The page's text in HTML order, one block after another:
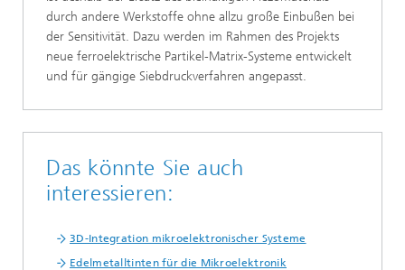
durch andere Werkstoffe ohne allzu große Einbußen bei
der Sensitivität. Dazu werden im Rahmen des Projekts
neue ferroelektrische Partikel-Matrix-Systeme entwickelt
und für gängige Siebdruckverfahren angepasst.
Das könnte Sie auch
interessieren:
3D-Integration mikroelektronischer Systeme
Edelmetalltinten für die Mikroelektronik